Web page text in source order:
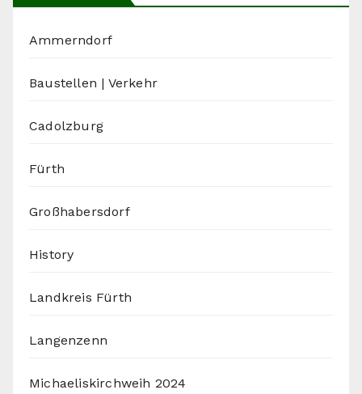
Ammerndorf
Baustellen | Verkehr
Cadolzburg
Fürth
Großhabersdorf
History
Landkreis Fürth
Langenzenn
Michaeliskirchweih 2024